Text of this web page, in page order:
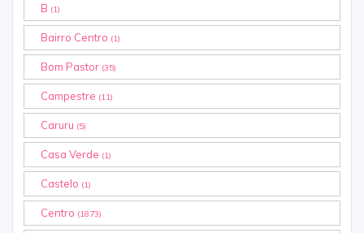
B (1)
Bairro Centro (1)
Bom Pastor (35)
Campestre (11)
Caruru (5)
Casa Verde (1)
Castelo (1)
Centro (1873)